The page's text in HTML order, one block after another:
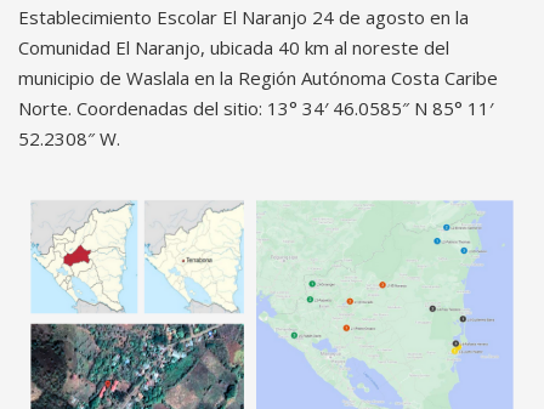
Establecimiento Escolar El Naranjo 24 de agosto en la
Comunidad El Naranjo, ubicada 40 km al noreste del
municipio de Waslala en la Región Autónoma Costa Caribe
Norte. Coordenadas del sitio: 13° 34′ 46.0585″ N 85° 11′
52.2308″ W.